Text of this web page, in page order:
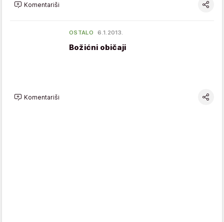
Komentariši
OSTALO 6.1.2013.
Božićni običaji
Komentariši